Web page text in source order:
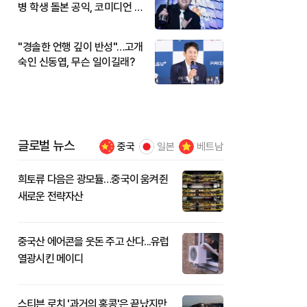
병 학생 돌본 공익, 코미디언 김
"경솔한 언행 깊이 반성"…고개
숙인 신동엽, 무슨 일이길래?
글로벌 뉴스 중국 일본 베트남
희토류 다음은 광모듈…중국이 움켜쥔
새로운 전략자산
중국산 에어콘을 웃돈 주고 산다...유럽
열광시킨 메이디
스티븐 로치 '과거의 홍콩'은 끝났지만